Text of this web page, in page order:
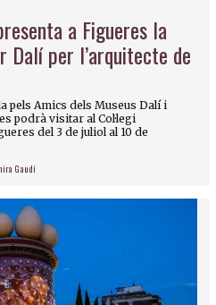
a Figueres la
Dalí per l’arquitecte de
pels Amics dels Museus Dalí i
podrà visitar al Col·legi
del 3 de juliol al 10 de
Gaudí